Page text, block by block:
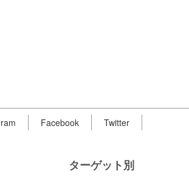
Facebook Twitter
ターゲット別